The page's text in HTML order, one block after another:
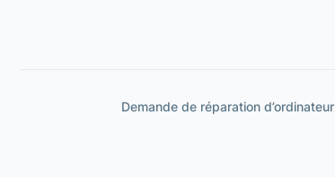
Demande de réparation d’ordinateur